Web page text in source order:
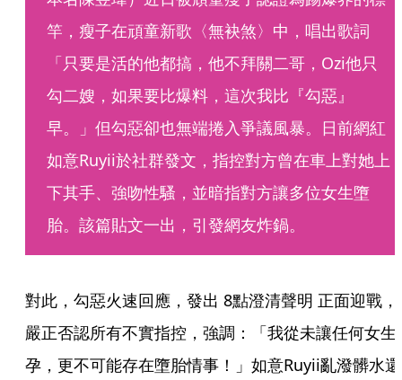
竿，瘦子在頑童新歌〈無袂煞〉中，唱出歌詞
「只要是活的他都搞，他不拜關二哥，Ozi他只
勾二嫂，如果要比爆料，這次我比『勾惡』
早。」但勾惡卻也無端捲入爭議風暴。日前網紅
如意Ruyii於社群發文，指控對方曾在車上對她上
下其手、強吻性騷，並暗指對方讓多位女生墮
胎。該篇貼文一出，引發網友炸鍋。
對此，勾惡火速回應，發出 8點澄清聲明 正面迎戰，
嚴正否認所有不實指控，強調：「我從未讓任何女生
孕，更不可能存在墮胎情事！」如意Ruyii亂潑髒水還